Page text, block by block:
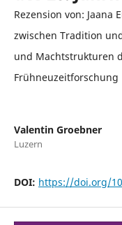
Rezension von: Jaana
zwischen Tradition
und Machtstrukturen
Frühneuzeitforschung
Valentin Groebner
Luzern
DOI: https://doi.org/